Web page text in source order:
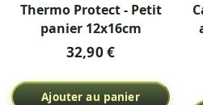
Thermo Protect - Petit
panier 12x16cm
32,90 €
Ajouter au panier